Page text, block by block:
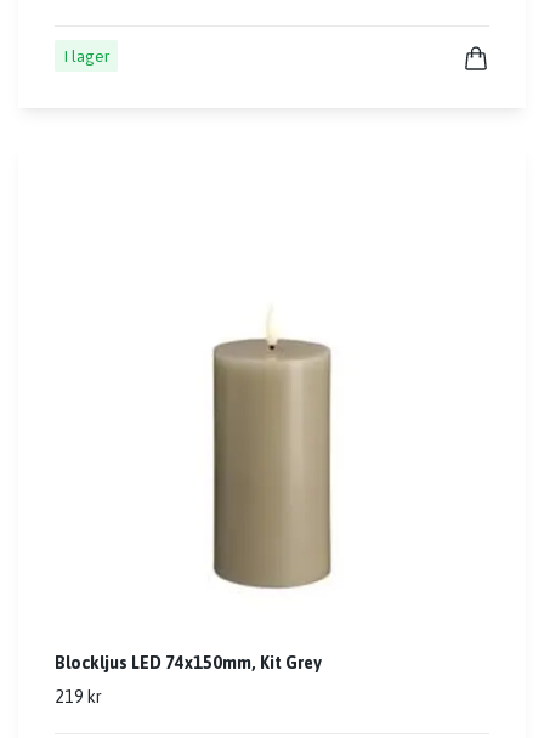
I lager
Blockljus LED 74x150mm, Kit Grey
219 kr